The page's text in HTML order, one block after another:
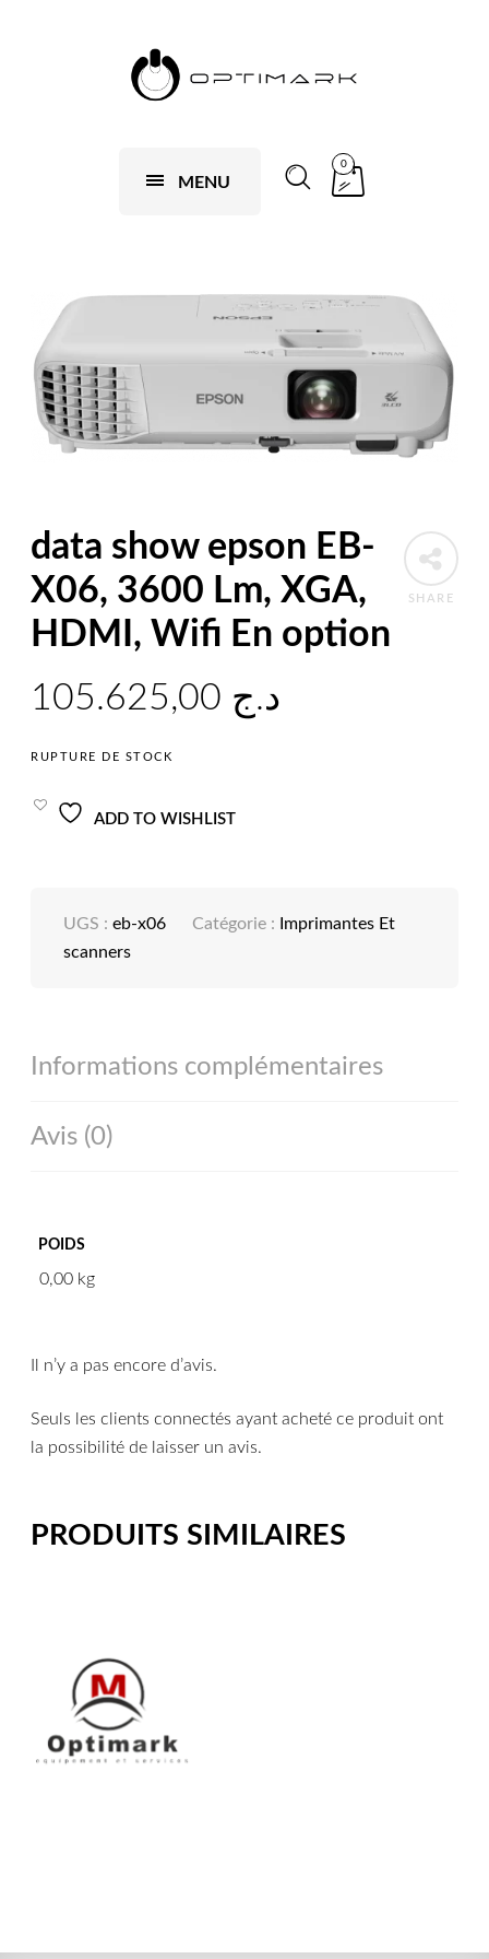
MENU
0
SHARE
data show epson EB-
X06, 3600 Lm, XGA,
HDMI, Wifi En option
د.ج
RUPTURE DE STOCK
ADD TO WISHLIST
UGS :eb-x06 Catégorie :
Imprimantes Et
scanners
Informations complémentaires
Avis (0)
POIDS
0,00 kg
Il n’y a pas encore d’avis.
Seuls les clients connectés ayant acheté ce produit ont
la possibilité de laisser un avis.
PRODUITS SIMILAIRES